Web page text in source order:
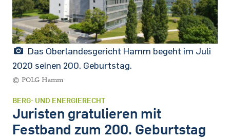
Das Oberlandesgericht Hamm begeht im Juli
2020 seinen 200. Geburtstag.
© POLG Hamm
BERG- UND ENERGIERECHT
Juristen gratulieren mit
Festband zum 200. Geburtstag